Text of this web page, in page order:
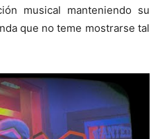
musical manteniendo su
que no teme mostrarse tal